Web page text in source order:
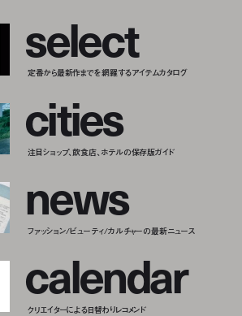
select
定番から最新作までを網羅するアイテムカタログ
cities
注目ショップ、飲食店、ホテルの保存版ガイド
news
ファッション/ビューティ/カルチャーの最新ニュース
calendar
クリエイターによる日替わりレコメンド